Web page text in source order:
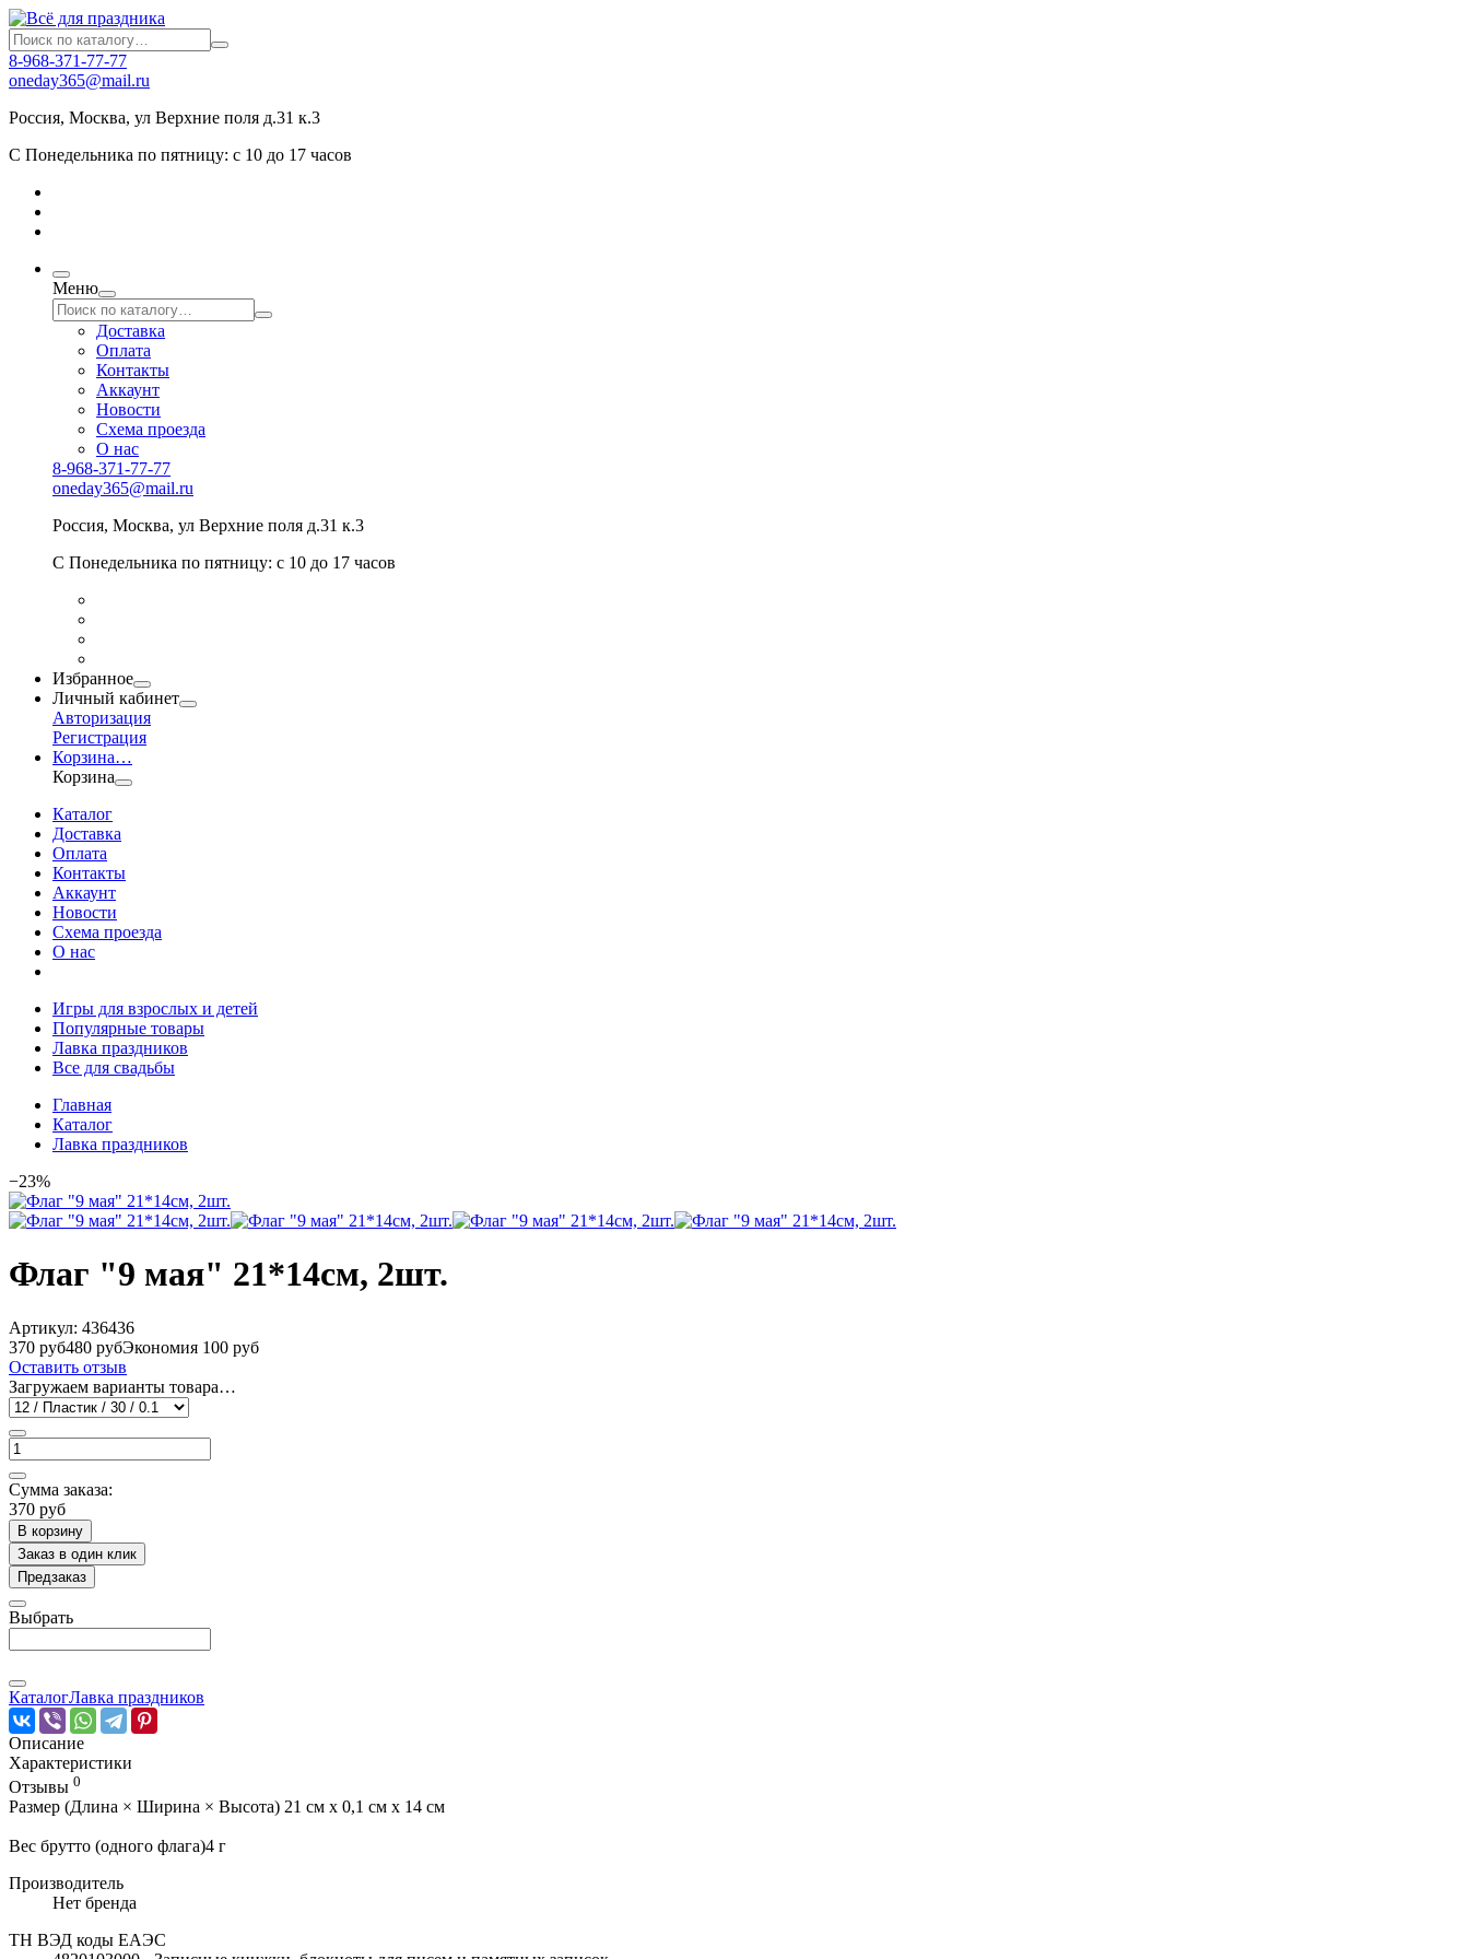
8-968-371-77-77
oneday365@mail.ru
Россия, Москва, ул Верхние поля д.31 к.3
С Понедельника по пятницу: с 10 до 17 часов
Меню
Доставка
Оплата
Контакты
Аккаунт
Новости
Схема проезда
О нас
8-968-371-77-77
oneday365@mail.ru
Россия, Москва, ул Верхние поля д.31 к.3
С Понедельника по пятницу: с 10 до 17 часов
Избранное
Личный кабинет
Авторизация
Регистрация
Корзина…
Корзина
Каталог
Доставка
Оплата
Контакты
Аккаунт
Новости
Схема проезда
О нас
Игры для взрослых и детей
Популярные товары
Лавка праздников
Все для свадьбы
Главная
Каталог
Лавка праздников
−23%
Флаг "9 мая" 21*14см, 2шт.
Артикул: 436436
370 руб480 рубЭкономия 100 руб
Оставить отзыв
Загружаем варианты товара…
Сумма заказа:
370 руб
В корзину
Заказ в один клик
Предзаказ
Выбрать
КаталогЛавка праздников
Описание
Характеристики
Отзывы 0
Размер (Длина × Ширина × Высота) 21 см х 0,1 см х 14 см
Вес брутто (одного флага)4 г
Производитель
Нет бренда
ТН ВЭД коды ЕАЭС